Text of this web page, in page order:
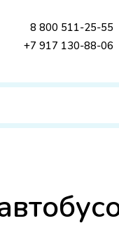
+7 917 130-88-06
8 800 511-25-55